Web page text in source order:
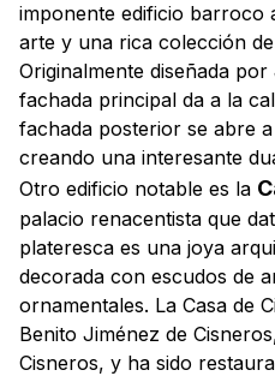
imponente edificio barroco
arte y una rica colección
Originalmente diseñada
fachada principal da a la
fachada posterior se abre
creando una interesante
Otro edificio notable es la
palacio renacentista que
plateresca es una joya
decorada con escudos de
ornamentales. La Casa de
Benito Jiménez de
Cisneros, y ha sido